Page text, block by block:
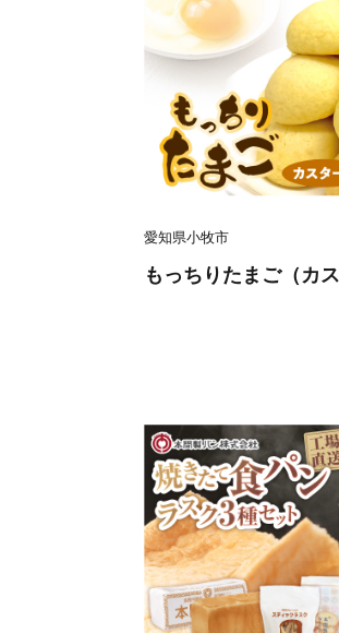
愛知県小牧市
もっちりたまご（カス